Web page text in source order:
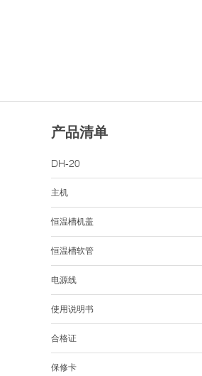
产品清单
DH-20
主机
恒温槽机盖
恒温槽软管
电源线
使用说明书
合格证
保修卡